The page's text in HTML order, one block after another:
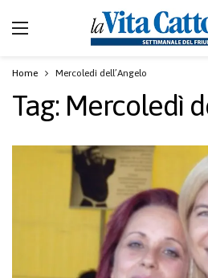
Home Mercoledì dell’Angelo
Tag: Mercoledì